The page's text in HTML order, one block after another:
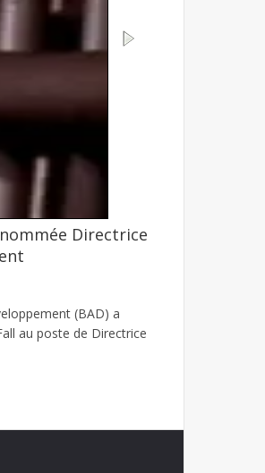
dans une affaire
nommée Directrice
(BAD) a
au poste de Directrice